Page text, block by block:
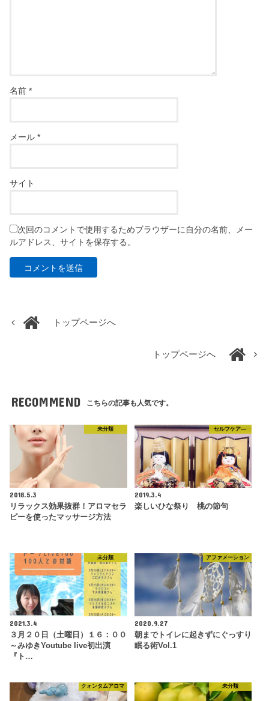
名前*
メール*
サイト
次回のコメントで使用するためブラウザーに自分の名前、メー
ルアドレス、サイトを保存する。
トップページへ
トップページへ
RECOMMEND こちらの記事も人気です。
未分類
2018.5.3
リラックス効果抜群！アロマセラ
ピーを使ったマッサージ方法
セルフケア―
2019.3.4
楽しいひな祭り 桃の節句
未分類
2021.3.4
３月２０日（土曜日）１６：００
～みゆきYoutube live初出演
『ト…
アファメーション
2020.9.27
朝までトイレに起きずにぐっすり
眠る術Vol.1
クォンタムアロマ 未分類